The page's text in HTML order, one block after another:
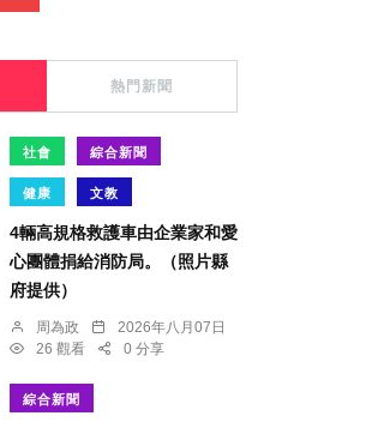
熱門新聞
社會 綜合新聞
健康 文教
4輛高規格救護車由企業家和愛
心團體捐給消防局。（照片縣
府提供）
周為政
2026年八月07日
26 觀看
0 分享
綜合新聞